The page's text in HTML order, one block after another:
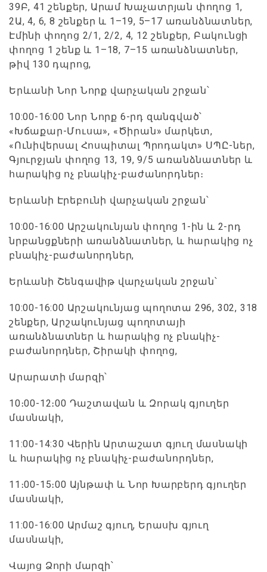
39Բ, 41 շենքեր, Արամ Խաչատրյան փողոց 1,
2Ա, 4, 6, 8 շենքեր և 1–19, 5–17 առանձնատներ,
Էմինի փողոց 2/1, 2/2, 4, 12 շենքեր, Բակունցի
փողոց 1 շենք և 1–18, 7–15 առանձնատներ,
թիվ 130 դպրոց,
Երևանի Նոր Նորք վարչական շրջան՝
10:00-16:00 Նոր Նորք 6-րդ զանգված՝
«Խճաքար-Մուսա», «Ծիրան» մարկետ,
«Ունիվերսալ Հոսպիտալ Պրոդակտ» ՍՊԸ-ներ,
Գյուրջյան փողոց 13, 19, 9/5 առանձնատներ և
հարակից ոչ բնակիչ-բաժանորդներ։
Երևանի Էրեբունի վարչական շրջան՝
10:00-16:00 Արշակունյան փողոց 1-ին և 2-րդ
նրբանցքների առանձնատներ, և հարակից ոչ
բնակիչ-բաժանորդներ,
Երևանի Շենգավիթ վարչական շրջան՝
10:00-16:00 Արշակունյաց պողոտա 296, 302, 318
շենքեր, Արշակունյաց պողոտայի
առանձնատներ և հարակից ոչ բնակիչ-
բաժանորդներ, Շիրակի փողոց,
Արարատի մարզի՝
10։00-12։00 Դաշտավան և Զորակ գյուղեր
մասնակի,
11:00-14:30 Վերին Արտաշատ գյուղ մասնակի
և հարակից ոչ բնակիչ-բաժանորդներ,
11։00-15։00 Այնթափ և Նոր Խարբերդ գյուղեր
մասնակի,
11:00-16:00 Արմաշ գյուղ, Երասխ գյուղ
մասնակի,
Վայոց Ձորի մարզի՝